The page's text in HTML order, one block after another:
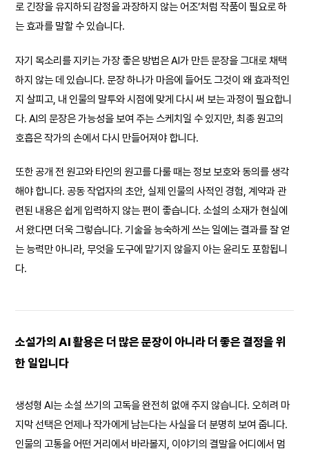
로 긴장을 유지하되 감정을 과장하지 않는 어조’처럼 작품이 필요로 하
는 효과를 말할 수 있습니다.
자기 목소리를 지키는 가장 좋은 방법은 AI가 만든 문장을 그대로 채택
하지 않는 데 있습니다. 문장 하나가 마음에 들어도 그것이 왜 효과적인
지 살피고, 내 인물의 말투와 시점에 맞게 다시 써 보는 과정이 필요합니
다. AI의 문장은 가능성을 보여 주는 스케치일 수 있지만, 최종 원고의
호흡은 작가의 손에서 다시 만들어져야 합니다.
또한 공개 전 원고와 타인의 원고를 다룰 때는 정보 보호와 동의를 생각
해야 합니다. 공동 작업자의 초안, 실제 인물의 사적인 경험, 계약과 관
련된 내용은 쉽게 입력하지 않는 편이 좋습니다. 소설의 소재가 현실에
서 왔다면 더욱 그렇습니다. 기술을 능숙하게 쓰는 일에는 결과를 잘 얻
는 능력만 아니라, 무엇을 도구에 맡기지 않을지 아는 윤리도 포함됩니
다.
소설가의 AI 활용은 더 많은 문장이 아니라 더 좋은 결정을 위
한 일입니다
생성형 AI는 소설 쓰기의 고독을 완전히 없애 주지 않습니다. 오히려 마
지막 선택은 언제나 작가에게 남는다는 사실을 더 분명히 보여 줍니다.
인물의 고통을 어떤 거리에서 바라볼지, 이야기의 결말을 어디에서 멈